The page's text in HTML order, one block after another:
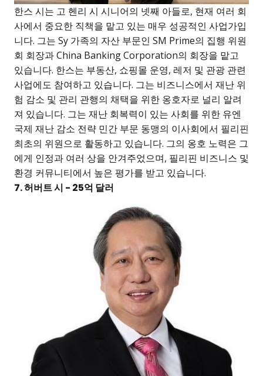
한스 시는 고 헨리 시 시니어의 넷째 아들로, 현재 여러 회
사에서 중요한 직책을 맡고 있는 매우 성공적인 사업가입
니다. 그는 Sy 가족의 자산 부문인 SM Prime의 집행 위원
회 회장과 China Banking Corporation의 회장을 맡고
있습니다. 한스는 부동산, 쇼핑몰 운영, 레저 및 관광 관련
사업에도 참여하고 있습니다. 그는 비즈니스에서 재난 위
험 감소 및 관리 관행의 채택을 위한 옹호자로 널리 알려
져 있습니다. 그는 재난 회복력이 있는 사회를 위한 유엔
국제 재난 감소 전략 민간 부문 동맹의 이사회에서 필리핀
최초의 위원으로 활동하고 있습니다. 그의 옹호 노력은 그
에게 인정과 여러 상을 안겨주었으며, 필리핀 비즈니스 및
환경 커뮤니티에서 높은 평가를 받고 있습니다.
7. 허버트 시 - 25억 달러